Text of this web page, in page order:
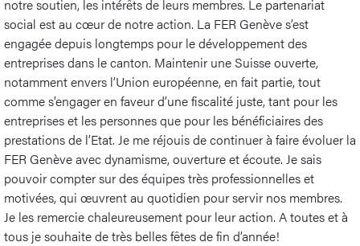
notre soutien, les intérêts de leurs membres. Le partenariat
social est au cœur de notre action. La FER Genève s’est
engagée depuis longtemps pour le développement des
entreprises dans le canton. Maintenir une Suisse ouverte,
notamment envers l’Union européenne, en fait partie, tout
comme s’engager en faveur d’une fiscalité juste, tant pour les
entreprises et les personnes que pour les bénéficiaires des
prestations de l’Etat. Je me réjouis de continuer à faire évoluer la
FER Genève avec dynamisme, ouverture et écoute. Je sais
pouvoir compter sur des équipes très professionnelles et
motivées, qui œuvrent au quotidien pour servir nos membres.
Je les remercie chaleureusement pour leur action. A toutes et à
tous je souhaite de très belles fêtes de fin d’année!